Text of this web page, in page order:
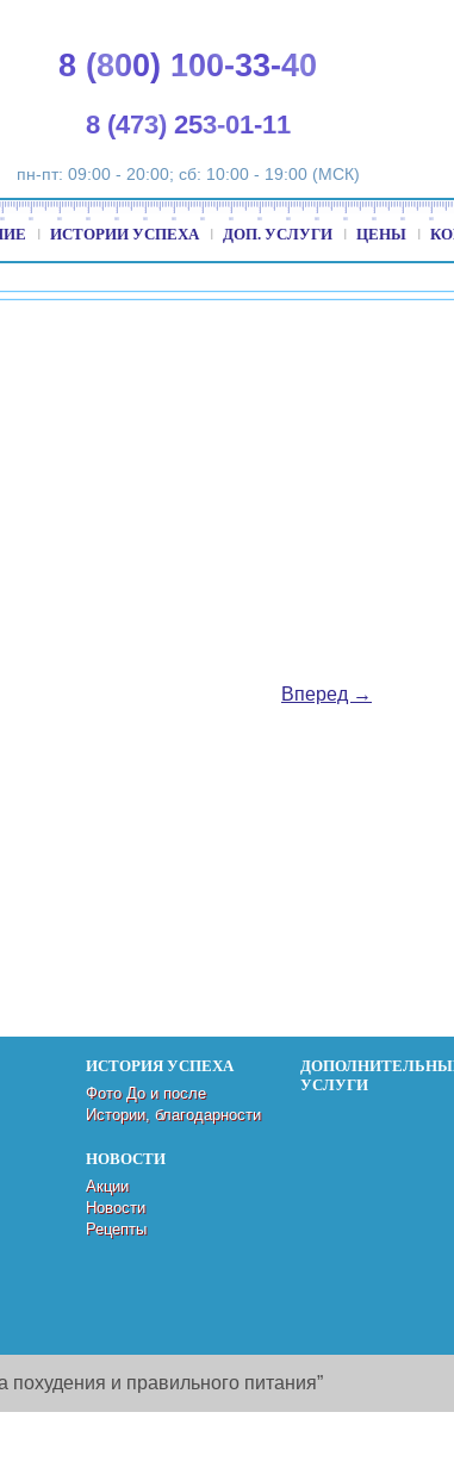
8 (800) 100-33-40
8 (473) 253-01-11
пн-пт: 09:00 - 20:00; сб: 10:00 - 19:00 (МСК)
ИСТОРИИ УСПЕХА ДОП. УСЛУГИ ЦЕНЫ
Вперед →
ИСТОРИЯ УСПЕХА
Фото До и после
Истории, благодарности
НОВОСТИ
Акции
Новости
Рецепты
УСЛУГИ
и правильного питания”